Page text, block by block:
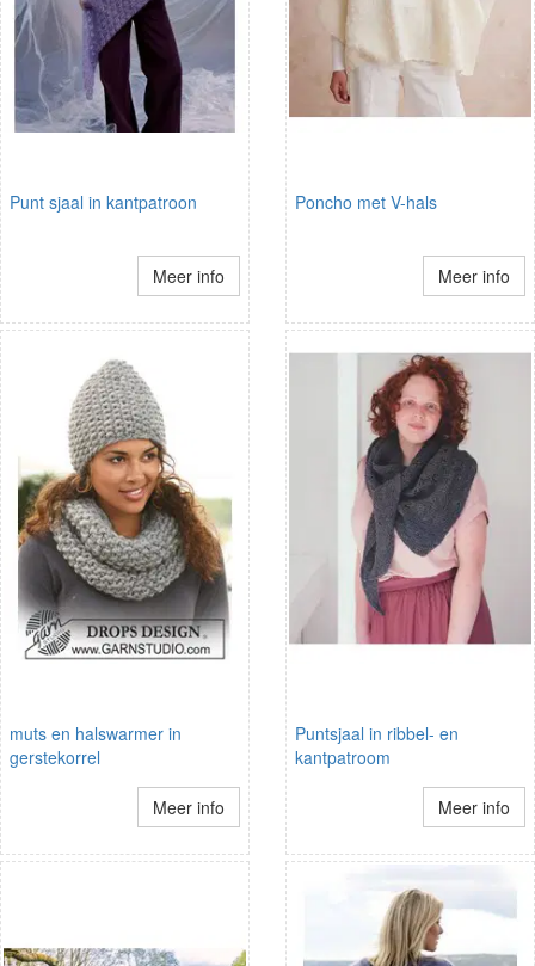
Punt sjaal in kantpatroon
Meer info
Poncho met V-hals
Meer info
muts en halswarmer in
gerstekorrel
Meer info
Puntsjaal in ribbel- en
kantpatroom
Meer info